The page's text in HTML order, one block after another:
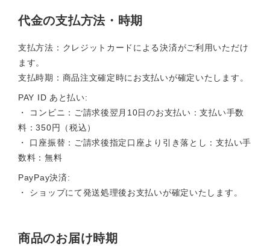
代金の支払方法・時期
支払方法：クレジットカードによる決済がご利用いただけ
ます。
支払時期：商品注文確定時にお支払いが確定いたします。
PAY ID あと払い:
・ コンビニ：ご請求後翌月10日のお支払い：支払い手数
料：350円（税込）
・ 口座振替：ご請求後指定口座より引き落とし：支払い手
数料：無料
PayPay決済:
・ ショップにて発送処理後お支払いが確定いたします。
商品のお届け時期